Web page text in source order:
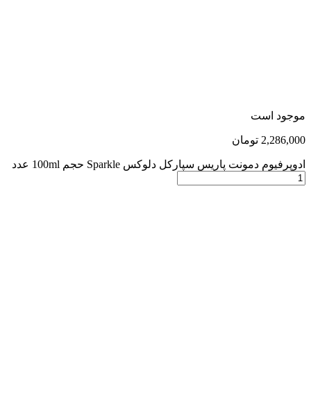
موجود است
2,286,000 تومان
ادوپرفیوم دمونت پاریس سپارکل دلوکس Sparkle حجم 100ml عدد